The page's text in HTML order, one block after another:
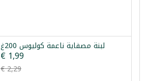
لبنة مصفاية ناعمة كوليوس 200غ
€ 1,99
€ 2,29